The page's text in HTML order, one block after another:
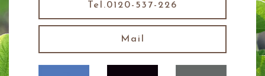
Tel.0120-537-226
Mail